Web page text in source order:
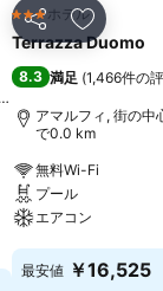
追加シェア お気に入
3 ホテルのランク
ホテル
Terrazza Duomo
8.3 満足 (1,466件の
アマルフィ, 街の中
で0.0 km
無料Wi-Fi
プール
エアコン
料金を表示
最安値 ￥16,525